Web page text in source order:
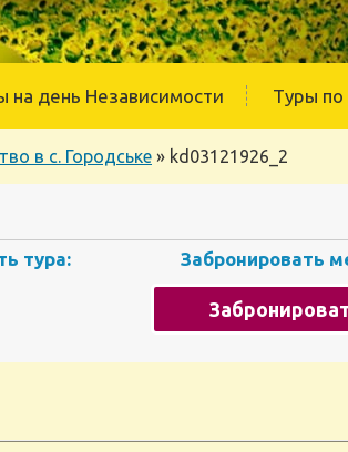
на день Независимости Туры по
в с. Городське » kd03121926_2
тура: Забронировать